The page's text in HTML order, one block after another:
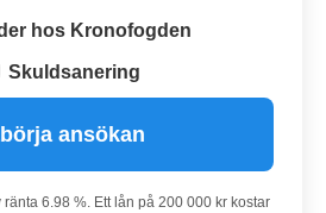
hos Kronofogden
Skuldsanering
ansökan
6.98 %. Ett lån på 200 000 kr kostar